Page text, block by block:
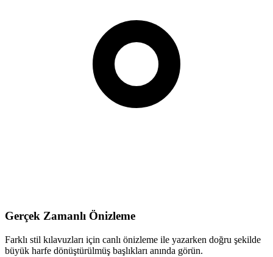
Gerçek Zamanlı Önizleme
Farklı stil kılavuzları için canlı önizleme ile yazarken doğru şekilde
büyük harfe dönüştürülmüş başlıkları anında görün.